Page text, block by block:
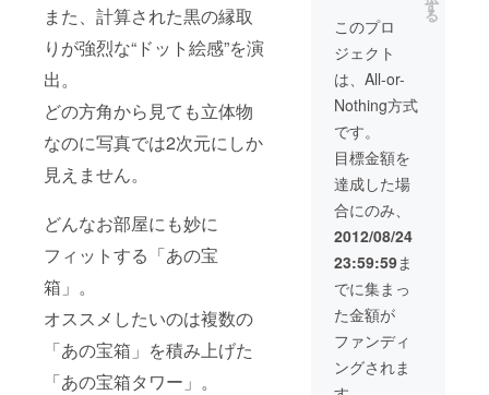
また、計算された黒の縁取
りが強烈な“ドット絵感”を演
出。
どの方角から見ても立体物
なのに写真では2次元にしか
見えません。
どんなお部屋にも妙に
フィットする「あの宝
箱」。
オススメしたいのは複数の
「あの宝箱」を積み上げた
「あの宝箱タワー」。
（送料込） ・
「ゆうしゃのけ
ん」1つ ※ご自宅
まで「しょうに
ん」と「おどり
こ」と「うらな
いし」があの宝
箱に入れてお届
けに伺います。
（大阪府内に限
ります。他の地
域には発送しま
す）
す
る
このプロ
ジェクト
は、All-or-
Nothing方式
です。
目標金額を
達成した場
合にのみ、
2012/08/24
23:59:59ま
でに集まっ
た金額が
ファンディ
ングされま